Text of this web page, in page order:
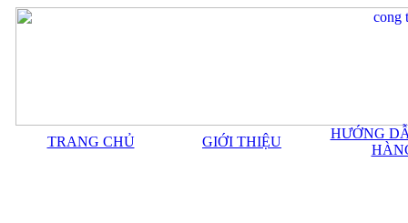
TRANG CHỦ GIỚI THIỆU
HƯỚNG